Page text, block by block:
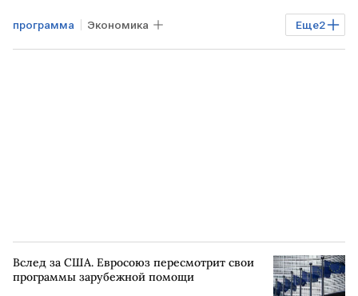
Еще2
программа Экономика
Владимир Путин КРЫМ
Вслед за США. Евросоюз пересмотрит свои
программы зарубежной помощи